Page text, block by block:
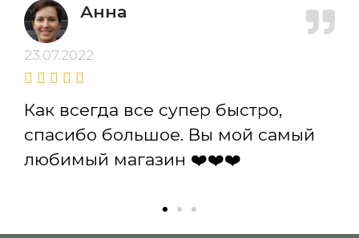
Анна
23.07.2022
Как всегда все супер быстро,
спасибо большое. Вы мой самый
любимый магазин ❤️❤️❤️